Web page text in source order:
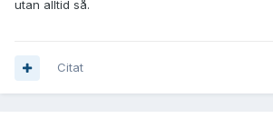
utan alltid så.
Citat